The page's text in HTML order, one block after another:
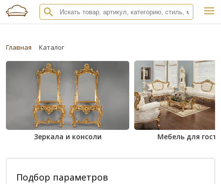
Главная Каталог
Зеркала и консоли Мебель для
Подбор параметров